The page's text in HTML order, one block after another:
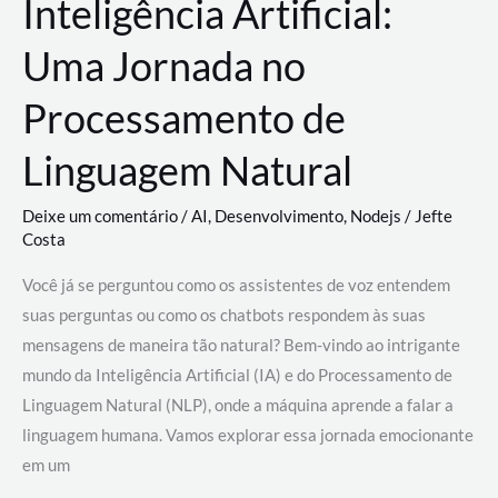
Inteligência Artificial:
Uma Jornada no
Processamento de
Linguagem Natural
Deixe um comentário/AI, Desenvolvimento, Nodejs / Jefte
Costa
Você já se perguntou como os assistentes de voz entendem
suas perguntas ou como os chatbots respondem às suas
mensagens de maneira tão natural? Bem-vindo ao intrigante
mundo da Inteligência Artificial (IA) e do Processamento de
Linguagem Natural (NLP), onde a máquina aprende a falar a
linguagem humana. Vamos explorar essa jornada emocionante
em um